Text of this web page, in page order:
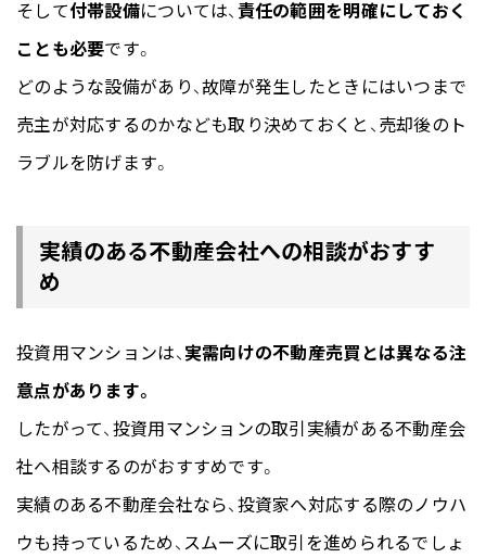
そして付帯設備については、 責任の範囲を明確にしておく
ことも必要です。
どのような設備があり、故障が発生したときにはいつまで
売主が対応するのかなども取り決めておくと、売却後のト
ラブルを防げます。
実績のある不動産会社への相談がおすす
め
投資用マンションは、 実需向けの不動産売買とは異なる注
意点があります。
したがって、投資用マンションの取引実績がある不動産会
社へ相談するのがおすすめです。
実績のある不動産会社なら、投資家へ対応する際のノウハ
ウも持っているため、スムーズに取引を進められるでしょ